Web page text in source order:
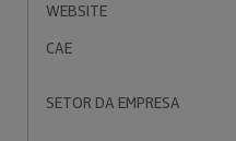
WEBSITE
CAE
SETOR DA EMPRESA